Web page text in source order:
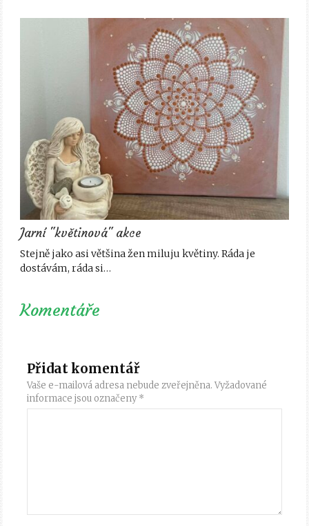
Jarní "květinová" akce
Stejně jako asi většina žen miluju květiny. Ráda je
dostávám, ráda si…
Komentáře
Přidat komentář
Vaše e-mailová adresa nebude zveřejněna. Vyžadované
informace jsou označeny*